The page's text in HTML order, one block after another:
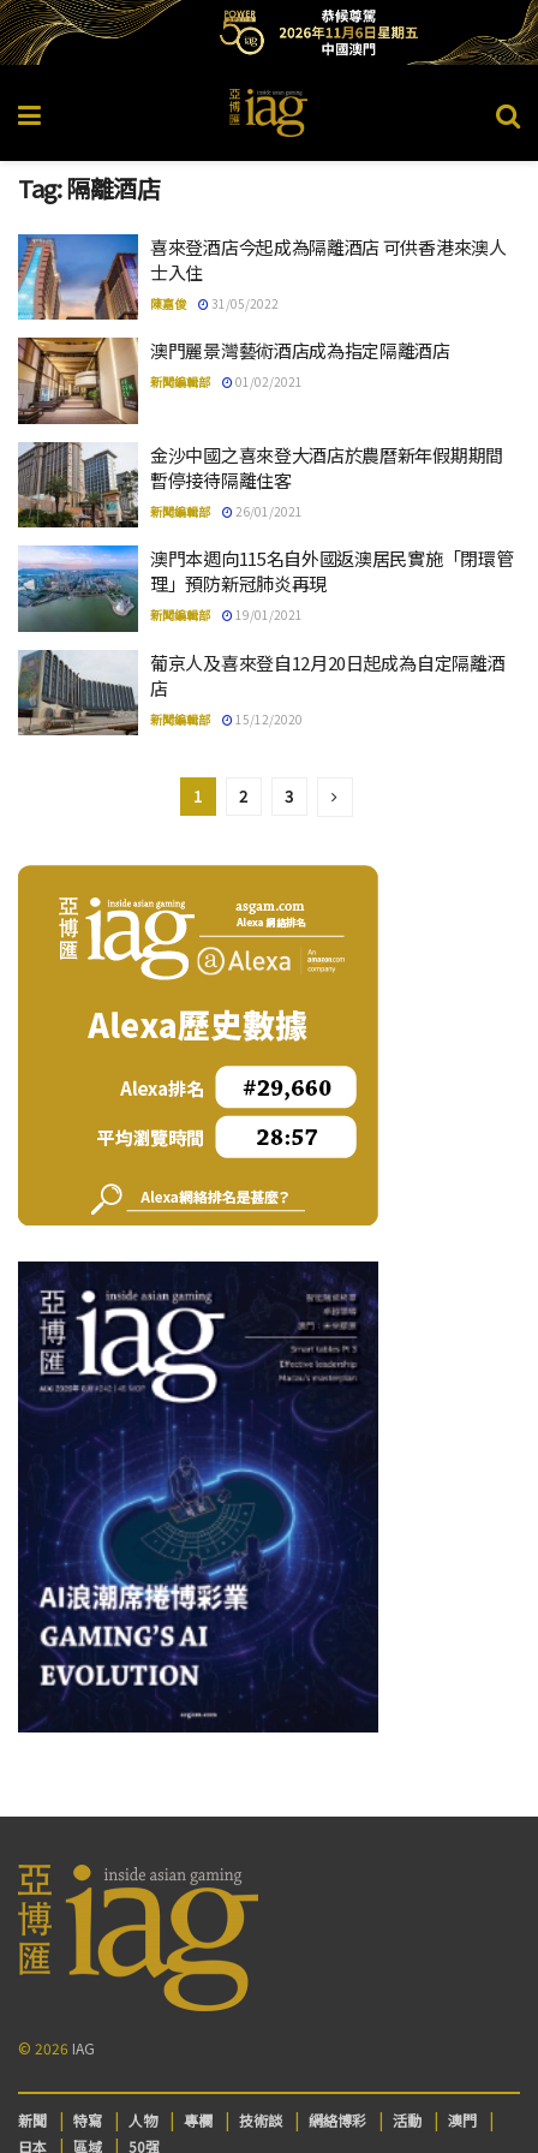
Tag:隔離酒店
喜來登酒店今起成為隔離酒店 可供香港來澳人
士入住
陳嘉俊 31/05/2022
澳門麗景灣藝術酒店成為指定隔離酒店
新聞編輯部 01/02/2021
金沙中國之喜來登大酒店於農曆新年假期期間
暫停接待隔離住客
新聞編輯部 26/01/2021
澳門本週向115名自外國返澳居民實施「閉環管
理」預防新冠肺炎再現
新聞編輯部 19/01/2021
葡京人及喜來登自12月20日起成為自定隔離酒
店
新聞編輯部 15/12/2020
1 2 3
© 2026 IAG
新聞 特寫 人物 專欄 技術談 網絡博彩 活動
澳門
日本
區域 50强